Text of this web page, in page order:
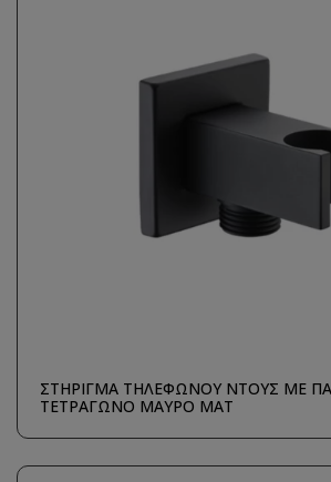
ΣΤΗΡΙΓΜΑ ΤΗΛΕΦΩΝΟΥ ΝΤΟΥΣ ΜΕ
ΤΕΤΡΑΓΩΝΟ ΜΑΥΡΟ ΜΑΤ